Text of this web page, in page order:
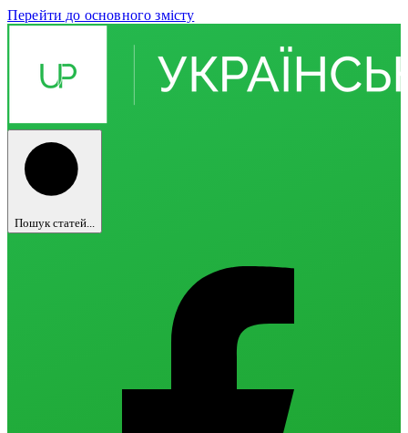
Перейти до основного змісту
Пошук статей...